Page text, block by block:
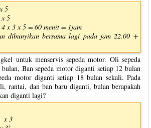
5
5
x 3 x 5 = 60 menit = 1jam
dibunyikan bersama lagi pada jam 22.00 +
untuk menservis sepeda motor. Oli sepeda
Ban sepeda motor diganti setiap 12 bulan
motor diganti setiap 18 bulan sekali. Pada
rantai, dan ban baru diganti, bulan berapakah
diganti lagi?
x 3